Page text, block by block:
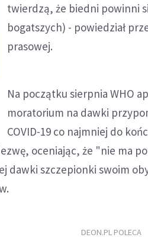
twierdzą, że biedni powinni
bogatszych) - powiedział
prasowej.
Na początku sierpnia WHO
moratorium na dawki
COVID-19 co najmniej do
oceniając, że "nie ma
dawki szczepionki swoim
DEON.PL POLECA